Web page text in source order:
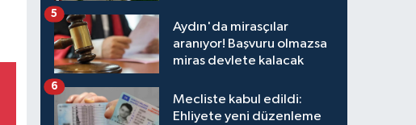
Aydın'da mirasçılar
aranıyor! Başvuru olmazsa
miras devlete kalacak
5
Mecliste kabul edildi:
Ehliyete yeni düzenleme
6